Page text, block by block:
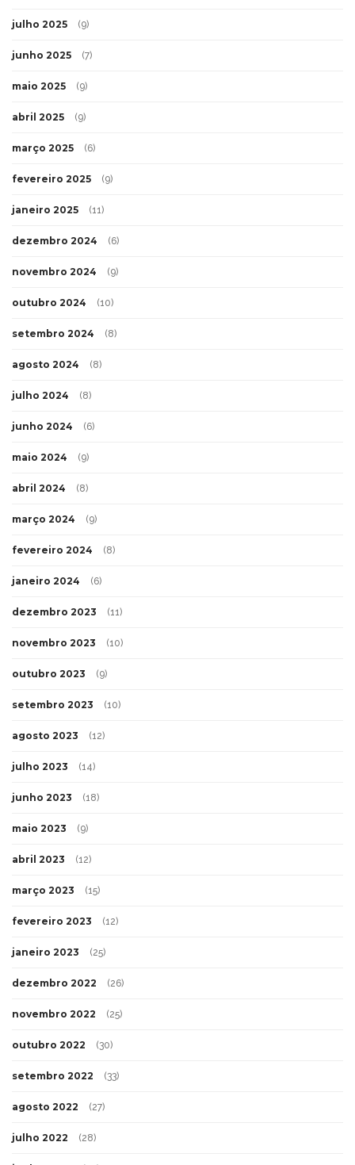
julho 2025 (9)
junho 2025 (7)
maio 2025 (9)
abril 2025 (9)
março 2025 (6)
fevereiro 2025 (9)
janeiro 2025 (11)
dezembro 2024 (6)
novembro 2024 (9)
outubro 2024 (10)
setembro 2024 (8)
agosto 2024 (8)
julho 2024 (8)
junho 2024 (6)
maio 2024 (9)
abril 2024 (8)
março 2024 (9)
fevereiro 2024 (8)
janeiro 2024 (6)
dezembro 2023 (11)
novembro 2023 (10)
outubro 2023 (9)
setembro 2023 (10)
agosto 2023 (12)
julho 2023 (14)
junho 2023 (18)
maio 2023 (9)
abril 2023 (12)
março 2023 (15)
fevereiro 2023 (12)
janeiro 2023 (25)
dezembro 2022 (26)
novembro 2022 (25)
outubro 2022 (30)
setembro 2022 (33)
agosto 2022 (27)
julho 2022 (28)